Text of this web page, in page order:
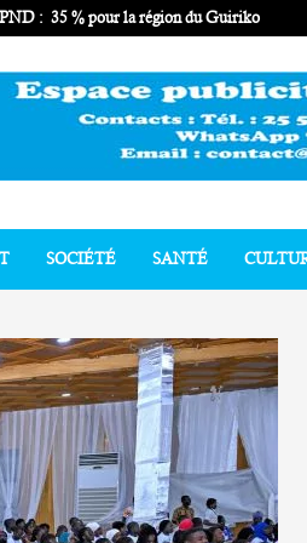
: 35 % pour la région du Guiriko
SOCIÉTÉ SANTÉ